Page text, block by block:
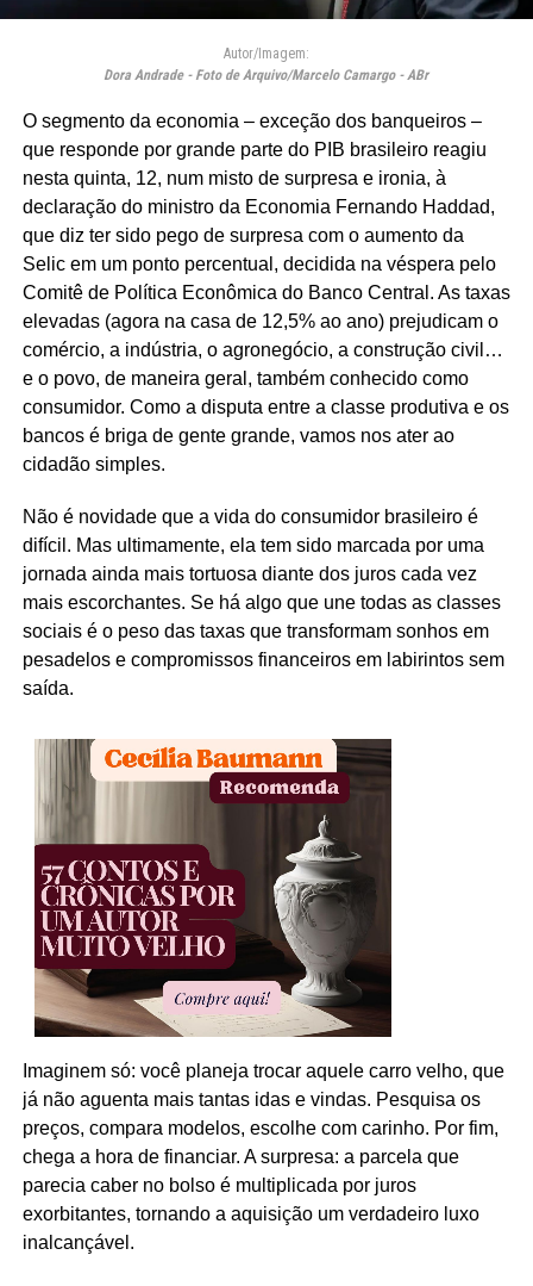
Autor/Imagem:
Dora Andrade - Foto de Arquivo/Marcelo Camargo - ABr
O segmento da economia – exceção dos banqueiros –
que responde por grande parte do PIB brasileiro reagiu
nesta quinta, 12, num misto de surpresa e ironia, à
declaração do ministro da Economia Fernando Haddad,
que diz ter sido pego de surpresa com o aumento da
Selic em um ponto percentual, decidida na véspera pelo
Comitê de Política Econômica do Banco Central. As taxas
elevadas (agora na casa de 12,5% ao ano) prejudicam o
comércio, a indústria, o agronegócio, a construção civil…
e o povo, de maneira geral, também conhecido como
consumidor. Como a disputa entre a classe produtiva e os
bancos é briga de gente grande, vamos nos ater ao
cidadão simples.
Não é novidade que a vida do consumidor brasileiro é
difícil. Mas ultimamente, ela tem sido marcada por uma
jornada ainda mais tortuosa diante dos juros cada vez
mais escorchantes. Se há algo que une todas as classes
sociais é o peso das taxas que transformam sonhos em
pesadelos e compromissos financeiros em labirintos sem
saída.
Imaginem só: você planeja trocar aquele carro velho, que
já não aguenta mais tantas idas e vindas. Pesquisa os
preços, compara modelos, escolhe com carinho. Por fim,
chega a hora de financiar. A surpresa: a parcela que
parecia caber no bolso é multiplicada por juros
exorbitantes, tornando a aquisição um verdadeiro luxo
inalcançável.